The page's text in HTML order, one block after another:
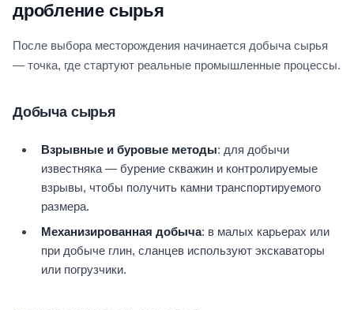
дробление сырья
После выбора месторождения начинается добыча сырья
— точка, где стартуют реальные промышленные процессы.
Добыча сырья
Взрывные и буровые методы: для добычи
известняка — бурение скважин и контролируемые
взрывы, чтобы получить камни транспортируемого
размера.
Механизированная добыча: в малых карьерах или
при добыче глин, сланцев используют экскаваторы
или погрузчики.